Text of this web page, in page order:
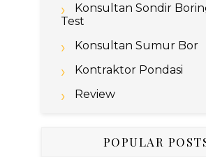
Konsultan Sondir
Test
Konsultan Sumur Bor
Kontraktor Pondasi
Review
POPULAR